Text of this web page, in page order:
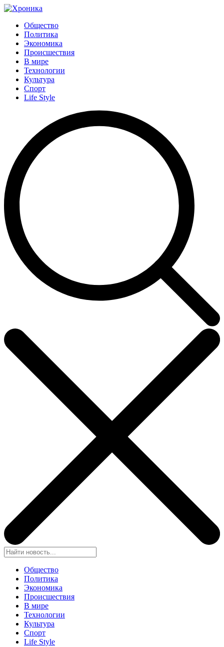
Общество
Политика
Экономика
Происшествия
В мире
Технологии
Культура
Спорт
Life Style
Общество
Политика
Экономика
Происшествия
В мире
Технологии
Культура
Спорт
Life Style